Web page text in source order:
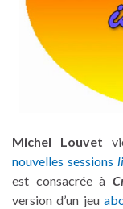
Michel Louvet
nouvelles sessions
est consacrée à
version d’un jeu